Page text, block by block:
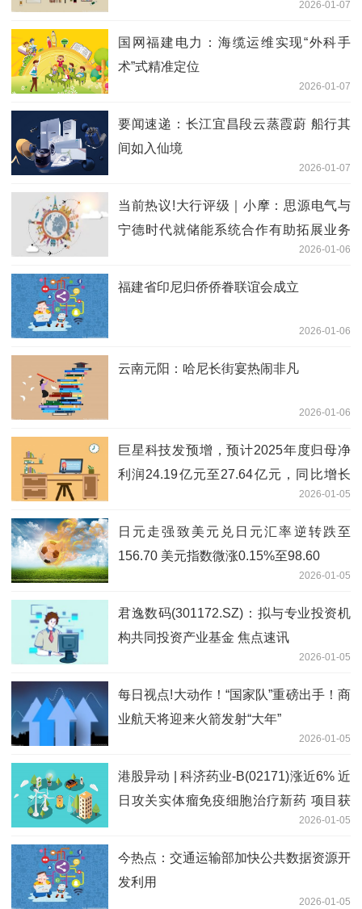
2026-01-07
国网福建电力：海缆运维实现“外科手
术”式精准定位
2026-01-07
要闻速递：长江宜昌段云蒸霞蔚 船行其
间如入仙境
2026-01-07
当前热议!大行评级｜小摩：思源电气与
宁德时代就储能系统合作有助拓展业务
2026-01-06
福建省印尼归侨侨眷联谊会成立
2026-01-06
云南元阳：哈尼长街宴热闹非凡
2026-01-06
巨星科技发预增，预计2025年度归母净
利润24.19亿元至27.64亿元，同比增长
2026-01-05
日元走强致美元兑日元汇率逆转跌至
156.70 美元指数微涨0.15%至98.60
2026-01-05
君逸数码(301172.SZ)：拟与专业投资机
构共同投资产业基金 焦点速讯
2026-01-05
每日视点!大动作！“国家队”重磅出手！商
业航天将迎来火箭发射“大年”
2026-01-05
港股异动 | 科济药业-B(02171)涨近6% 近
日攻关实体瘤免疫细胞治疗新药 项目获
列入国家科技重大专项 焦点关注2026-01-05
今热点：交通运输部加快公共数据资源开
发利用
2026-01-05